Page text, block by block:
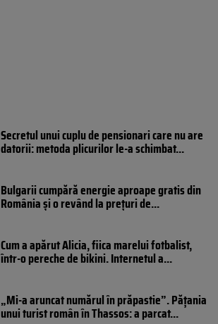
Secretul unui cuplu de pensionari care nu are
datorii: metoda plicurilor le-a schimbat...
Bulgarii cumpără energie aproape gratis din
România și o revând la prețuri de...
Cum a apărut Alicia, fiica marelui fotbalist,
într-o pereche de bikini. Internetul a...
„Mi-a aruncat numărul în prăpastie”. Pățania
unui turist român în Thassos: a parcat...